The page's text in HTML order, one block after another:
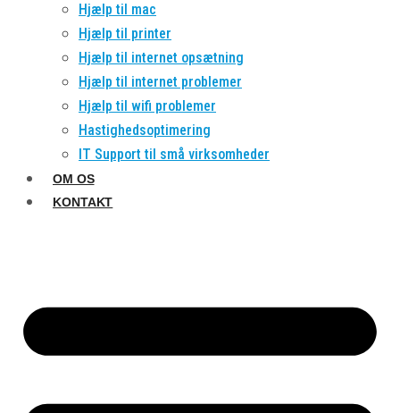
Hjælp til mac
Hjælp til printer
Hjælp til internet opsætning
Hjælp til internet problemer
Hjælp til wifi problemer
Hastighedsoptimering
IT Support til små virksomheder
OM OS
KONTAKT